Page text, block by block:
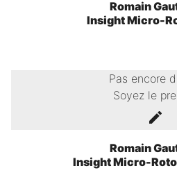
Romain
Insight Micro-
Pas encore
Soyez le
Romain
Insight Micro-